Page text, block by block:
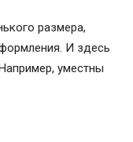
размера,
И здесь
уместны